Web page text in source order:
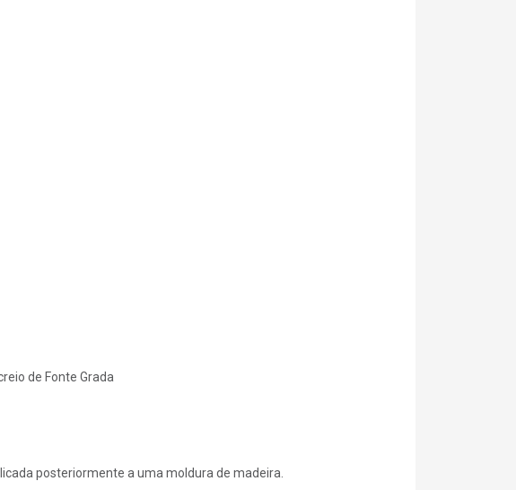
de Fonte Grada
posteriormente a uma moldura de madeira.